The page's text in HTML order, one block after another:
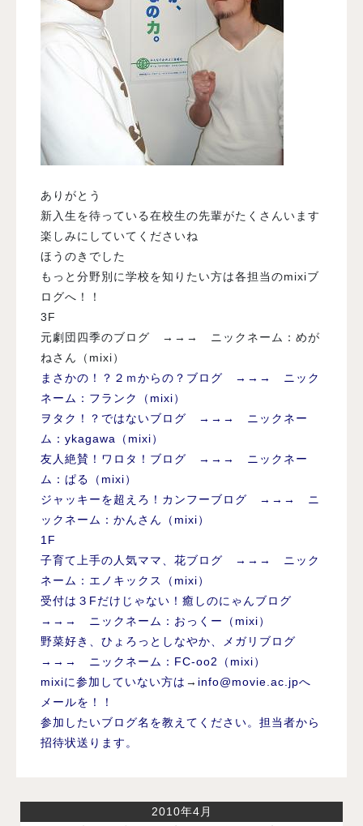
ありがとう
新入生を待っている在校生の先輩がたくさんいます
楽しみにしていてくださいね
ほうのきでした
もっと分野別に学校を知りたい方は各担当のmixiブ
ログへ！！
3F
元劇団四季のブログ →→→ ニックネーム：めが
ねさん（mixi）
まさかの！？２ｍからの？ブログ →→→ ニック
ネーム：フランク（mixi）
ヲタク！？ではないブログ →→→ ニックネー
ム：ykagawa（mixi）
友人絶賛！ワロタ！ブログ →→→ ニックネー
ム：ぱる（mixi）
ジャッキーを超えろ！カンフーブログ →→→ ニ
ックネーム：かんさん（mixi）
1F
子育て上手の人気ママ、花ブログ →→→ ニック
ネーム：エノキックス（mixi）
受付は３Fだけじゃない！癒しのにゃんブログ
→→→ ニックネーム：おっくー（mixi）
野菜好き、ひょろっとしなやか、メガリブログ
→→→ ニックネーム：FC-oo2（mixi）
mixiに参加していない方は → info@movie.ac.jpへ
メールを！！
参加したいブログ名を教えてください。担当者から
招待状送ります。
2010年4月